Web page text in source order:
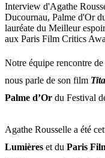
Interview d'Agathe
Ducournau, Palme d'Or
lauréate du Meilleur
aux Paris Film Critics
Notre équipe rencontre
nous parle de son film
Palme d’Or du Festival
Agathe Rousselle a été
Lumières et du Paris